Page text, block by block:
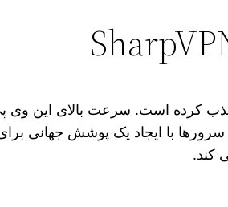
جذب کرده است. سرعت بالای این وی
با ایجاد یک پوشش جهانی
کند.